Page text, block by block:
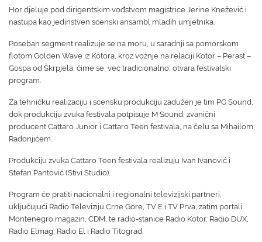
Hor djeluje pod dirigentskim vođstvom magistrice Jerine Knežević i
nastupa kao jedinstven scenski ansambl mladih umjetnika.
Poseban segment realizuje se na moru, u saradnji sa pomorskom
flotom Golden Wave iz Kotora, kroz vožnje na relaciji Kotor – Perast –
Gospa od Škrpjela, čime se, već tradicionalno, otvara festivalski
program.
Za tehničku realizaciju i scensku produkciju zadužen je tim PG Sound,
dok produkciju zvuka festivala potpisuje M Sound, zvanični
producent Cattaro Junior i Cattaro Teen festivala, na čelu sa Mihailom
Radonjićem.
Produkciju zvuka Cattaro Teen festivala realizuju Ivan Ivanović i
Stefan Pantović (Stivi Studio).
Program će pratiti nacionalni i regionalni televizijski partneri,
uključujući Radio Televiziju Crne Gore, TV E i TV Prva, zatim portali
Montenegro magazin, CDM, te radio-stanice Radio Kotor, Radio DUX,
Radio Elmag, Radio El i Radio Titograd.